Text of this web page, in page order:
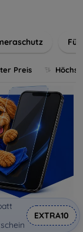
um eine
zuverlässigen
Preis
EXTRA10